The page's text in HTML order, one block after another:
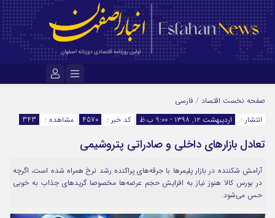
رمز عبور
مرا به خاطر بسپار
صفحه نخست اقتصاد / فارسی
انتشار :
اردیبهشت ۱۲, ۱۳۹۸ - 9:00 ب.ظ کد خبر : 4570 مشاهده : 343
تعادل بازارهای داخلی و صادراتی پتروشیمی
آرامش شکننده در بازار پلیمرها با جرقه‌های پراکنده رشد نرخ همراه شده است، اگرچه
در بورس کالا هنوز نیاز به افزایش حجم عرضه‌ها مخصوصا گریدهای جذاب به خوبی
حس می‌شود.